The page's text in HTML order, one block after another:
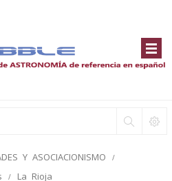
Y ASOCIACIONISMO
La Rioja